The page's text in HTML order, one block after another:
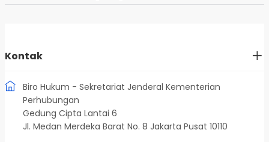
Kontak
Biro Hukum - Sekretariat Jenderal Kementerian
Perhubungan
Gedung Cipta Lantai 6
Jl. Medan Merdeka Barat No. 8 Jakarta Pusat 10110